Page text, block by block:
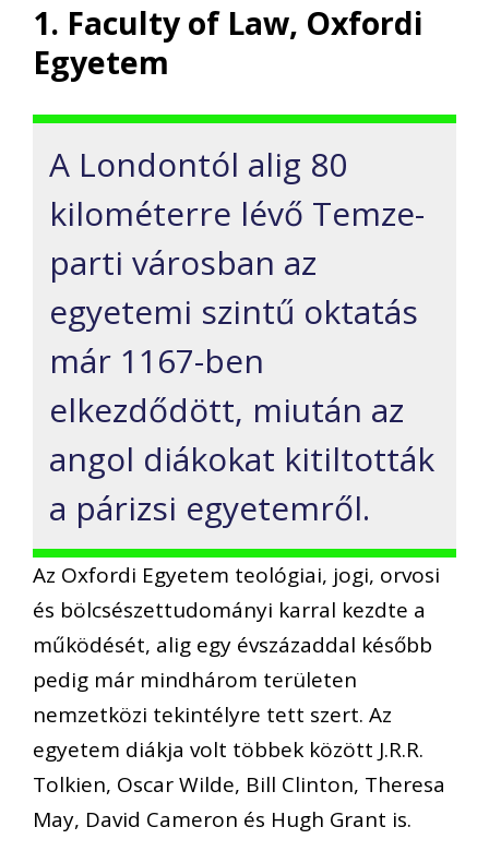
1. Faculty of Law, Oxfordi
Egyetem
A Londontól alig 80
kilométerre lévő Temze-
parti városban az
egyetemi szintű oktatás
már 1167-ben
elkezdődött, miután az
angol diákokat kitiltották
a párizsi egyetemről.
Az Oxfordi Egyetem teológiai, jogi, orvosi
és bölcsészettudományi karral kezdte a
működését, alig egy évszázaddal később
pedig már mindhárom területen
nemzetközi tekintélyre tett szert. Az
egyetem diákja volt többek között J.R.R.
Tolkien, Oscar Wilde, Bill Clinton, Theresa
May, David Cameron és Hugh Grant is.